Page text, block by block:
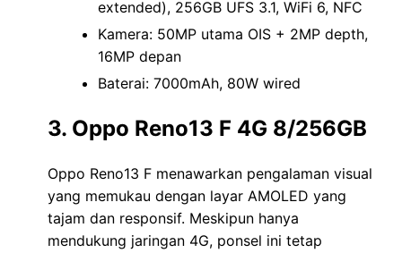
extended), 256GB UFS 3.1, WiFi 6, NFC
Kamera: 50MP utama OIS + 2MP depth,
16MP depan
Baterai: 7000mAh, 80W wired
3. Oppo Reno13 F 4G 8/256GB
Oppo Reno13 F menawarkan pengalaman visual
yang memukau dengan layar AMOLED yang
tajam dan responsif. Meskipun hanya
mendukung jaringan 4G, ponsel ini tetap